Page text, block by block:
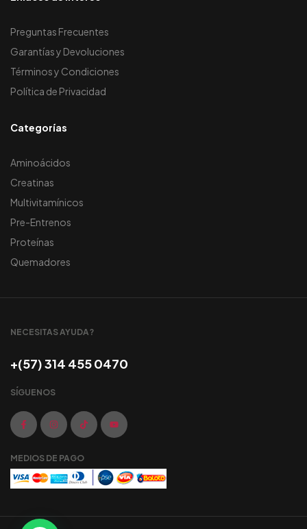
Preguntas Frecuentes
Garantías y Devoluciones
Términos y Condiciones
Política de Privacidad
Categorías
Aminoácidos
Creatinas
Multivitamínicos
Pre-Entrenos
Proteínas
Quemadores
NECESITAS AYUDA?
+(57) 314 455 0470
SÍGUENOS
MEDIOS DE PAGO